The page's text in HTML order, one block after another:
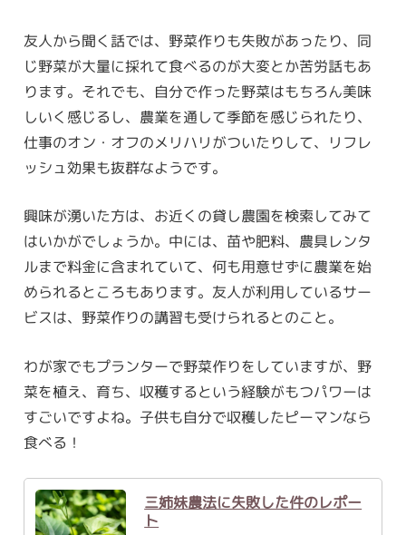
友人から聞く話では、野菜作りも失敗があったり、同
じ野菜が大量に採れて食べるのが大変とか苦労話もあ
ります。それでも、自分で作った野菜はもちろん美味
しいく感じるし、農業を通して季節を感じられたり、
仕事のオン・オフのメリハリがついたりして、リフレ
ッシュ効果も抜群なようです。
興味が湧いた方は、お近くの貸し農園を検索してみて
はいかがでしょうか。中には、苗や肥料、農具レンタ
ルまで料金に含まれていて、何も用意せずに農業を始
められるところもあります。友人が利用しているサー
ビスは、野菜作りの講習も受けられるとのこと。
わが家でもプランターで野菜作りをしていますが、野
菜を植え、育ち、収穫するという経験がもつパワーは
すごいですよね。子供も自分で収穫したピーマンなら
食べる！
三姉妹農法に失敗した件のレポー
ト